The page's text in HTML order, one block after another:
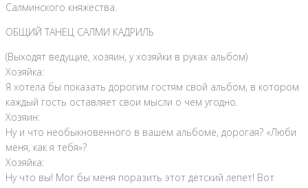
Салминского княжества.
ОБЩИЙ ТАНЕЦ САЛМИ КАДРИЛЬ
(Выходят ведущие, хозяин, у хозяйки в руках альбом)
Хозяйка:
Я хотела бы показать дорогим гостям свой альбом, в котором
каждый гость оставляет свои мысли о чем угодно.
Хозяин:
Ну и что необыкновенного в вашем альбоме, дорогая? «Люби
меня, как я тебя»?
Хозяйка:
Ну что вы! Мог бы меня поразить этот детский лепет! Вот